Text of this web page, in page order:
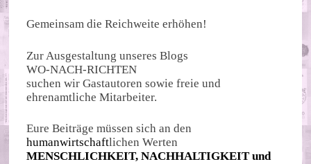
Gemeinsam die Reichweite erhöhen!
Zur Ausgestaltung unseres Blogs
WO-NACH-RICHTEN
suchen wir Gastautoren sowie freie und
ehrenamtliche Mitarbeiter.
Eure Beiträge müssen sich an den
humanwirtschaftlichen Werten
MENSCHLICHKEIT, NACHHALTIGKEIT und